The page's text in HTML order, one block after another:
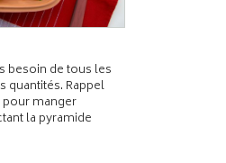
besoin de tous les
quantités. Rappel
manger
la pyramide